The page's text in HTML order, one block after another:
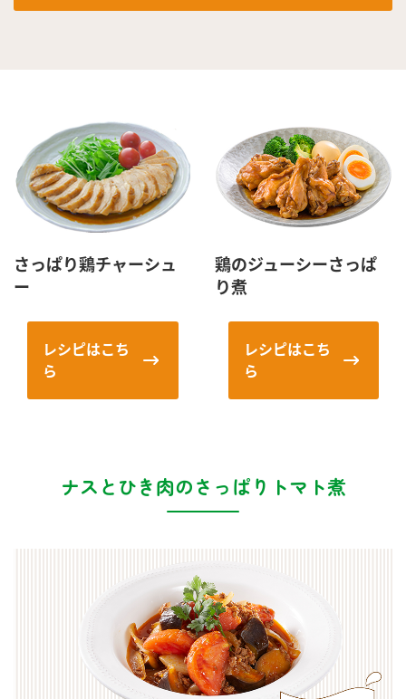
さっぱり鶏チャーシュ
ー
レシピはこち
ら
鶏のジューシーさっぱ
り煮
レシピはこち
ら
ナスとひき肉のさっぱりトマト煮